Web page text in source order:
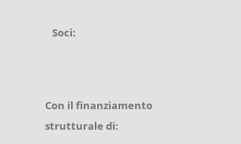
Soci:
Con il finanziamento
strutturale di: